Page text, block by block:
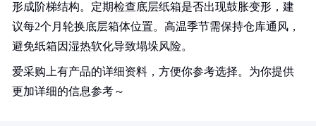
形成阶梯结构。定期检查底层纸箱是否出现鼓胀变形，建
议每2个月轮换底层箱体位置。高温季节需保持仓库通风，
避免纸箱因湿热软化导致塌垛风险。
爱采购上有产品的详细资料，方便你参考选择。为你提供
更加详细的信息参考～